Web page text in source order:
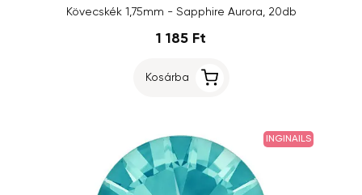
Kövecskék 1,75mm - Sapphire Aurora, 20db
1 185 Ft
Kosárba
INGINAILS